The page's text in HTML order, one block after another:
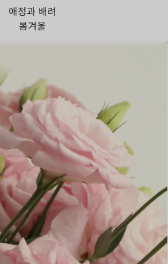
애정과 배려
봄겨울